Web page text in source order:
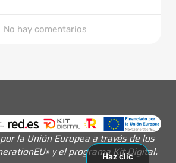
No hay comentarios
la Unión Europea a través de los
y el programa Kit Digital.
Haz clic